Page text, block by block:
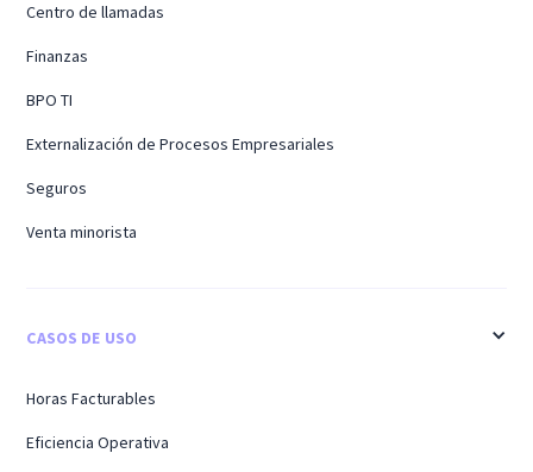
Centro de llamadas
Finanzas
BPO TI
Externalización de Procesos Empresariales
Seguros
Venta minorista
CASOS DE USO
Horas Facturables
Eficiencia Operativa